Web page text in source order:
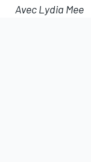
Avec Lydia Mee